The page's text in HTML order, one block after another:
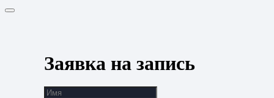
Заявка на запись